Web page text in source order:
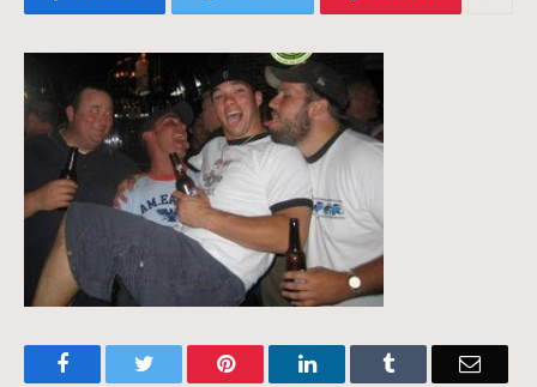
FacebookTwitter Pinterest LinkedInTumblr Email